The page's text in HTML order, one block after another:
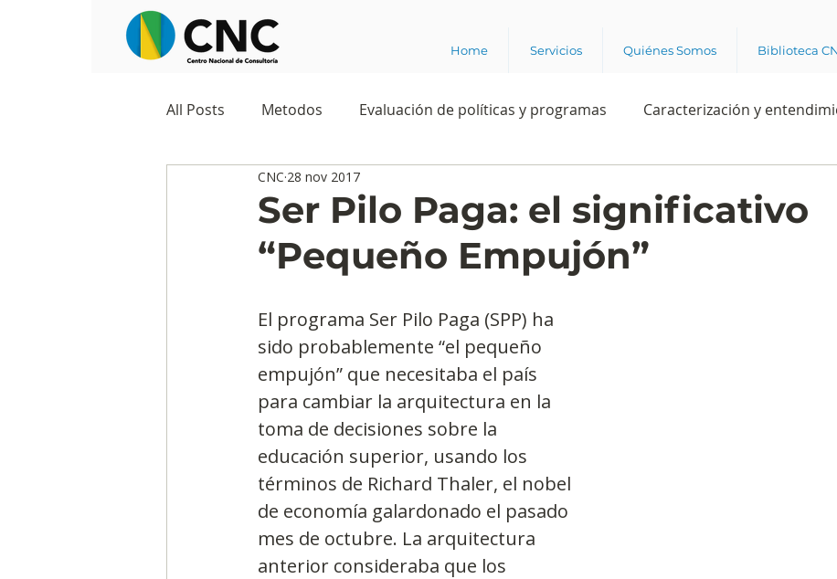
Home Servicios Quiénes Somos Biblioteca
All Posts Metodos Evaluación de políticas y programas Caracterización y
Observatorios sociales
Predicciones y tendencias Rating Política Intención de voto
Marketing Cultura y ambiente laboral Experiencia del cliente
Ecommerce Reputación de los grupos de interés
Segmentación, hábitos y usos Observatorios precios y competencia
Negocios Consumo de medios Eficiencia publicitaria
Ser Pilo Paga: el significativo
“Pequeño Empujón”
CNC 28 nov 2017
El programa Ser Pilo Paga (SPP) ha
sido probablemente “el pequeño
empujón” que necesitaba el país
para cambiar la arquitectura en la
toma de decisiones sobre la
educación superior, usando los
términos de Richard Thaler, el nobel
de economía galardonado el pasado
mes de octubre. La arquitectura
anterior consideraba que los